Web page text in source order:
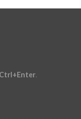
Ctrl+Enter.